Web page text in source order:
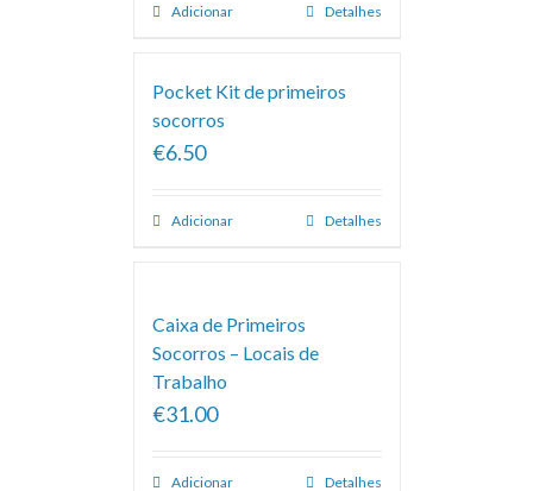
Adicionar Detalhes
Pocket Kit de primeiros
socorros
€6.50
Adicionar Detalhes
Caixa de Primeiros
Socorros – Locais de
Trabalho
€31.00
Adicionar Detalhes